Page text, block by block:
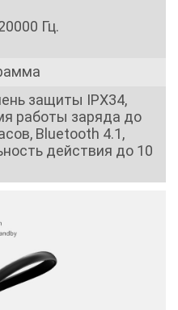
Гц.
защиты IPX34,
работы заряда до
Bluetooth 4.1,
действия до 10